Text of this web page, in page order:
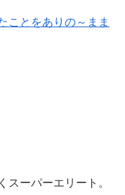
ことをありの～まま
スーパーエリート。